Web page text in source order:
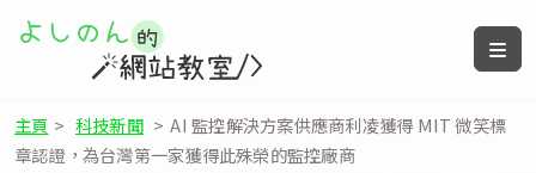
主頁 > 科技新聞 > AI 監控解決方案供應商利凌獲得 MIT 微笑標
章認證，為台灣第一家獲得此殊榮的監控廠商